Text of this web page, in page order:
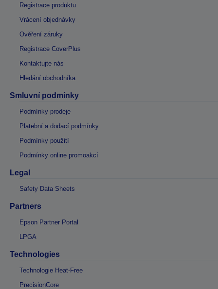
Registrace produktu
Vrácení objednávky
Ověření záruky
Registrace CoverPlus
Kontaktujte nás
Hledání obchodníka
Smluvní podmínky
Podmínky prodeje
Platební a dodací podmínky
Podmínky použití
Podmínky online promoakcí
Legal
Safety Data Sheets
Partners
Epson Partner Portal
LPGA
Technologies
Technologie Heat-Free
PrecisionCore